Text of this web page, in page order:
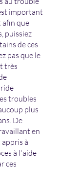
important
afin que
puissiez
de ces
pas que le
très
troubles
plus
De
en
à
à l'aide
ces